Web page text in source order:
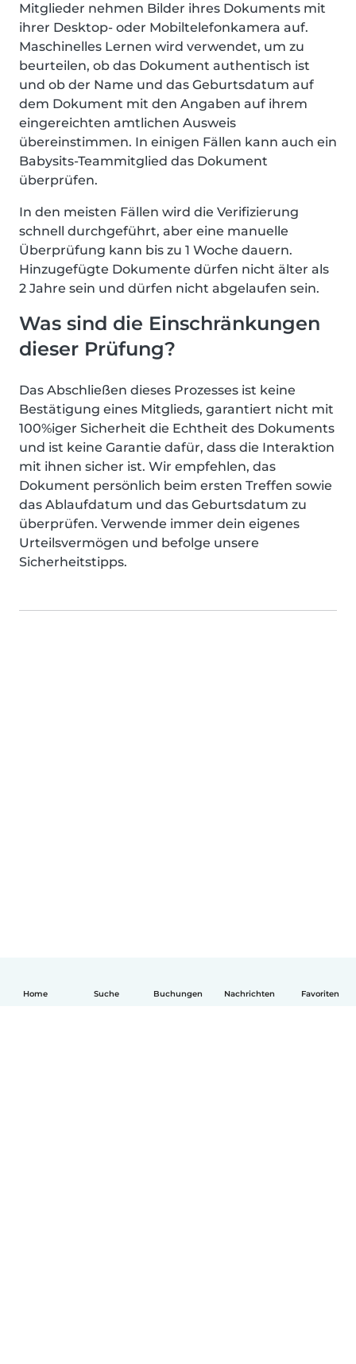
Home Suche Buchungen Nachrichten Favoriten
Mitglieder nehmen Bilder ihres Dokuments mit
ihrer Desktop- oder Mobiltelefonkamera auf.
Maschinelles Lernen wird verwendet, um zu
beurteilen, ob das Dokument authentisch ist
und ob der Name und das Geburtsdatum auf
dem Dokument mit den Angaben auf ihrem
eingereichten amtlichen Ausweis
übereinstimmen. In einigen Fällen kann auch ein
Babysits-Teammitglied das Dokument
überprüfen.
In den meisten Fällen wird die Verifizierung
schnell durchgeführt, aber eine manuelle
Überprüfung kann bis zu 1 Woche dauern.
Hinzugefügte Dokumente dürfen nicht älter als
2 Jahre sein und dürfen nicht abgelaufen sein.
Was sind die Einschränkungen
dieser Prüfung?
Das Abschließen dieses Prozesses ist keine
Bestätigung eines Mitglieds, garantiert nicht mit
100%iger Sicherheit die Echtheit des Dokuments
und ist keine Garantie dafür, dass die Interaktion
mit ihnen sicher ist. Wir empfehlen, das
Dokument persönlich beim ersten Treffen sowie
das Ablaufdatum und das Geburtsdatum zu
überprüfen. Verwende immer dein eigenes
Urteilsvermögen und befolge unsere
Sicherheitstipps.